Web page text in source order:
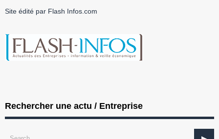
Site édité par Flash Infos.com
Rechercher une actu / Entreprise